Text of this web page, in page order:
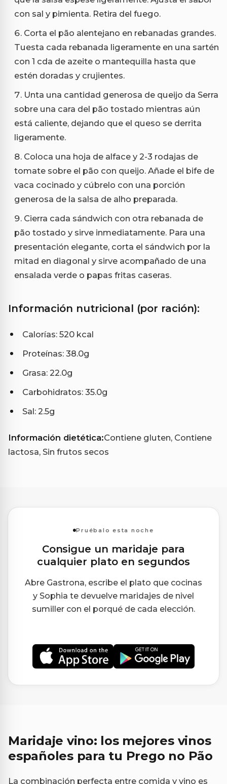
con sal y pimienta. Retira del fuego.
Corta el pão alentejano en rebanadas grandes.
Tuesta cada rebanada ligeramente en una sartén
con 1 cda de azeite o mantequilla hasta que
estén doradas y crujientes.
Unta una cantidad generosa de queijo da Serra
sobre una cara del pão tostado mientras aún
está caliente, dejando que el queso se derrita
ligeramente.
Coloca una hoja de alface y 2-3 rodajas de
tomate sobre el pão con queijo. Añade el bife de
vaca cocinado y cúbrelo con una porción
generosa de la salsa de alho preparada.
Cierra cada sándwich con otra rebanada de
pão tostado y sirve inmediatamente. Para una
presentación elegante, corta el sándwich por la
mitad en diagonal y sirve acompañado de una
ensalada verde o papas fritas caseras.
Información nutricional (por ración):
Calorías: 520 kcal
Proteínas: 38.0g
Grasa: 22.0g
Carbohidratos: 35.0g
Sal: 2.5g
Información dietética:Contiene gluten, Contiene
lactosa, Sin frutos secos
Pruébalo esta noche
Consigue un maridaje para
cualquier plato en segundos
Abre Gastrona, escribe el plato que cocinas
y Sophia te devuelve maridajes de nivel
sumiller con el porqué de cada elección.
Maridaje vino: los mejores vinos
españoles para tu Prego no Pão
La combinación perfecta entre comida y vino es